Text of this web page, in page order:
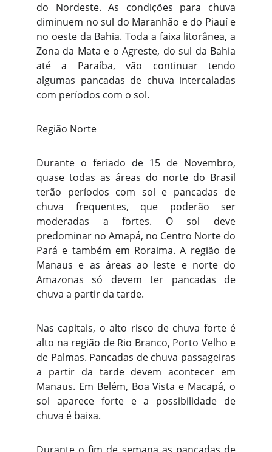
do Nordeste. As condições para chuva
diminuem no sul do Maranhão e do Piauí e
no oeste da Bahia. Toda a faixa litorânea, a
Zona da Mata e o Agreste, do sul da Bahia
até a Paraíba, vão continuar tendo
algumas pancadas de chuva intercaladas
com períodos com o sol.
Região Norte
Durante o feriado de 15 de Novembro,
quase todas as áreas do norte do Brasil
terão períodos com sol e pancadas de
chuva frequentes, que poderão ser
moderadas a fortes. O sol deve
predominar no Amapá, no Centro Norte do
Pará e também em Roraima. A região de
Manaus e as áreas ao leste e norte do
Amazonas só devem ter pancadas de
chuva a partir da tarde.
Nas capitais, o alto risco de chuva forte é
alto na região de Rio Branco, Porto Velho e
de Palmas. Pancadas de chuva passageiras
a partir da tarde devem acontecer em
Manaus. Em Belém, Boa Vista e Macapá, o
sol aparece forte e a possibilidade de
chuva é baixa.